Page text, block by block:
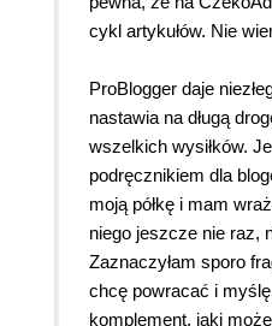
cykl artykułów. Nie
ProBlogger daje
nastawia na długą
wszelkich wysiłków.
podręcznikiem dla
moją półkę i mam
niego jeszcze nie raz,
Zaznaczyłam sporo
chcę powracać i
komplement, jaki